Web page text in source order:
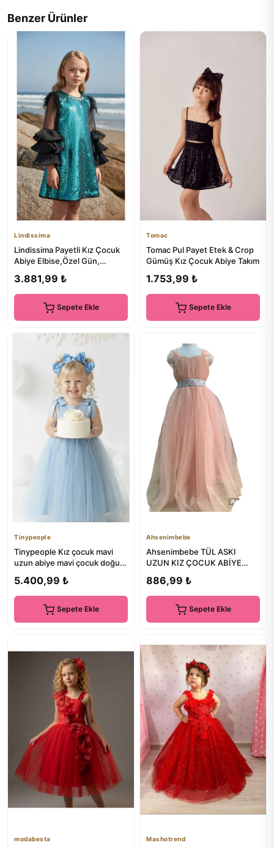
Benzer Ürünler
Lindissima
Lindissima Payetli Kız Çocuk
Abiye Elbise,Özel Gün,
3.881,99 ₺
Sepete Ekle
Tomac
Tomac Pul Payet Etek & Crop
Gümüş Kız Çocuk Abiye Takım
1.753,99 ₺
Sepete Ekle
Tinypeople
Tinypeople Kız çocuk mavi
uzun abiye mavi çocuk doğum
5.400,99 ₺
Sepete Ekle
Ahsenimbebe
Ahsenimbebe TÜL ASKI
UZUN KIZ ÇOCUK ABİYE
886,99 ₺
Sepete Ekle
modabesta Mashotrend